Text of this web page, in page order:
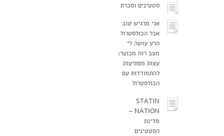
סטטינים וסכרת
אני מרגיש טוב
אבל הכולסטרול
הרע עושה לי
מצב רוח מכוער:
עצות מפתיעות
להתמודדות עם
הכולסטרול
STATIN
NATION –
מדינת
הסטטינים